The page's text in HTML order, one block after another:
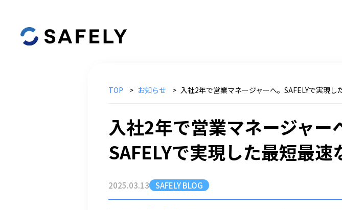
TOP お知らせ 入社2年で営業マネージャーへ。 SAFELYで実現し
入社2年で営業マネージャー
SAFELYで実現した最短最
2025.03.13 SAFELY BLOG